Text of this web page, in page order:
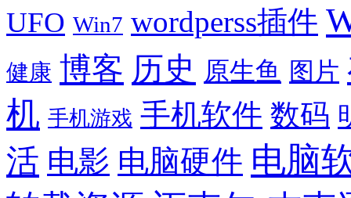
UFO Win7 wordperss插件
健康 博客 历史 原生鱼 图片
机 手机游戏 手机软件 数码
活 电影 电脑硬件 电脑